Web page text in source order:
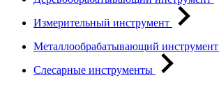
Измерительный инструмент
Металлообрабатывающий инструмент
Слесарные инструменты